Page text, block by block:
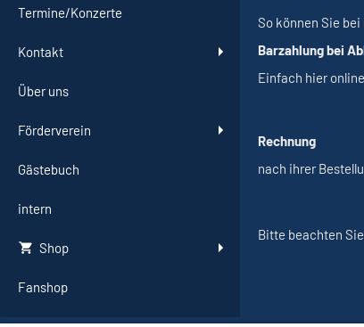
Termine/Konzerte
Kontakt
Über uns
Förderverein
Gästebuch
intern
Shop
Fanshop
So können Sie
Barzahlung bei
Einfach hier
Rechnung
nach ihrer
Bitte beachten